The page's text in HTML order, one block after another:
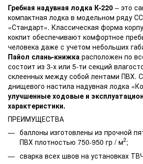
Гребная надувная лодка К-220 – это
компактная лодка в модельном ряду
«Стандарт». Классическая форма
кокпит обеспечивают комфортное
человека даже с учетом небольших
Пайол слань-книжка расположен по
состоит из 3-х или 5-ти секций
склеенных между собой лентами ПВХ.
днищевого настила надувная лодка
улучшенные ходовые и
характеристики.
ПРЕИМУЩЕСТВА
баллоны изготовлены из прочной
ПВХ плотностью 750-950 гр / м2;
сварка всех швов на установках